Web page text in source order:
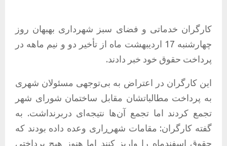
کارگران خدماتی و فضای سبز شهرداری بهبهان روز
چهارشنبه 17 اردیبهشت ماه از تأخیر دو و نیم ماهه در
پرداخت حقوق خود خبر دادند.
این کارگران در اعتراض به‌ بی‌توجهی مسئولان شهری
به پرداخت مطالباتشان مقابل ساختمان شورای شهر
تجمع کردند اما تجمع آن‌ها نتیجه‌ای دربرنداشت. به
گفته كارگران: مقامات شهرڕاری وعده داده بودند که
حقوق اسفندماه را واریز کنند اما هنوز هیچ پرداختی